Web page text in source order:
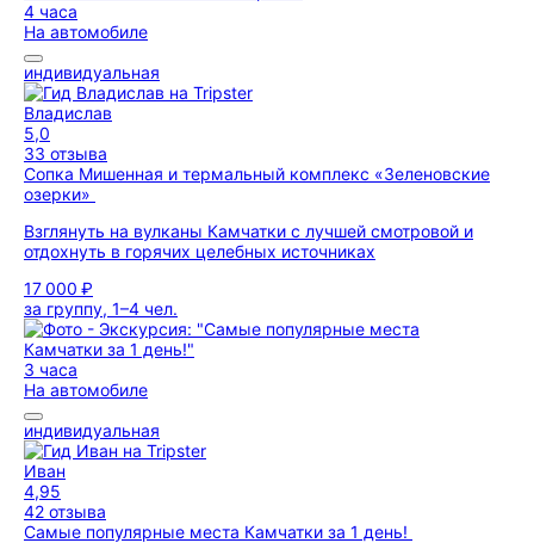
4 часа
На автомобиле
индивидуальная
Владислав
5,0
33 отзыва
Сопка Мишенная и термальный комплекс «Зеленовские
озерки»
Взглянуть на вулканы Камчатки с лучшей смотровой и
отдохнуть в горячих целебных источниках
17 000 ₽
за группу, 1–4 чел.
3 часа
На автомобиле
индивидуальная
Иван
4,95
42 отзыва
Самые популярные места Камчатки за 1 день!